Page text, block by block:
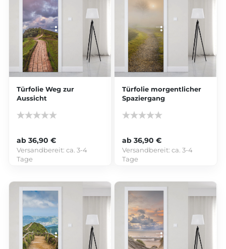
Türfolie Weg zur
Aussicht
ab 36,90 €
Versandbereit:ca. 3-4
Tage
Türfolie morgentlicher
Spaziergang
ab 36,90 €
Versandbereit:ca. 3-4
Tage